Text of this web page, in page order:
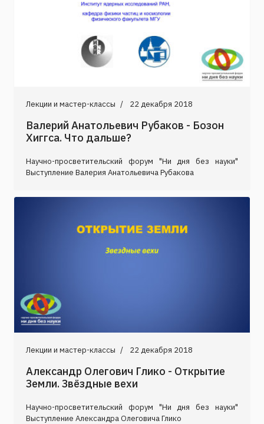
Лекции и мастер-классы 22 декабря 2018
Валерий Анатольевич Рубаков - Бозон
Хиггса. Что дальше?
Научно-просветительский форум "Ни дня без науки"
Выступление Валерия Анатольевича Рубакова
Лекции и мастер-классы 22 декабря 2018
Александр Олегович Глико - Открытие
Земли. Звёздные вехи
Научно-просветительский форум "Ни дня без науки"
Выступление Александра Олеговича Глико